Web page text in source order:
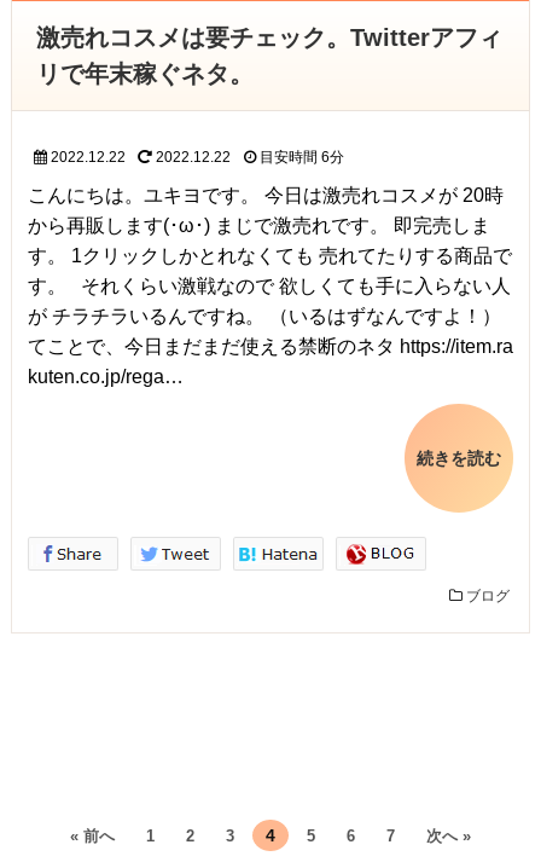
激売れコスメは要チェック。Twitterアフィ
リで年末稼ぐネタ。
2022.12.22 2022.12.22 目安時間 6分
こんにちは。ユキヨです。 今日は激売れコスメが 20時
から再販します(･ω･) まじで激売れです。 即完売しま
す。 1クリックしかとれなくても 売れてたりする商品で
す。 それくらい激戦なので 欲しくても手に入らない人
が チラチラいるんですね。 （いるはずなんですよ！）
てことで、今日まだまだ使える禁断のネタ https://item.ra
kuten.co.jp/rega…
続きを読む
ブログ
« 前へ 1 2 3 4 5 6 7 次へ »